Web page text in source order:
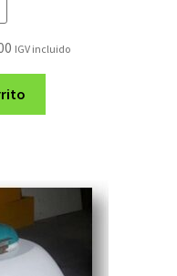
El
precio
actual
es:
IGV incluido